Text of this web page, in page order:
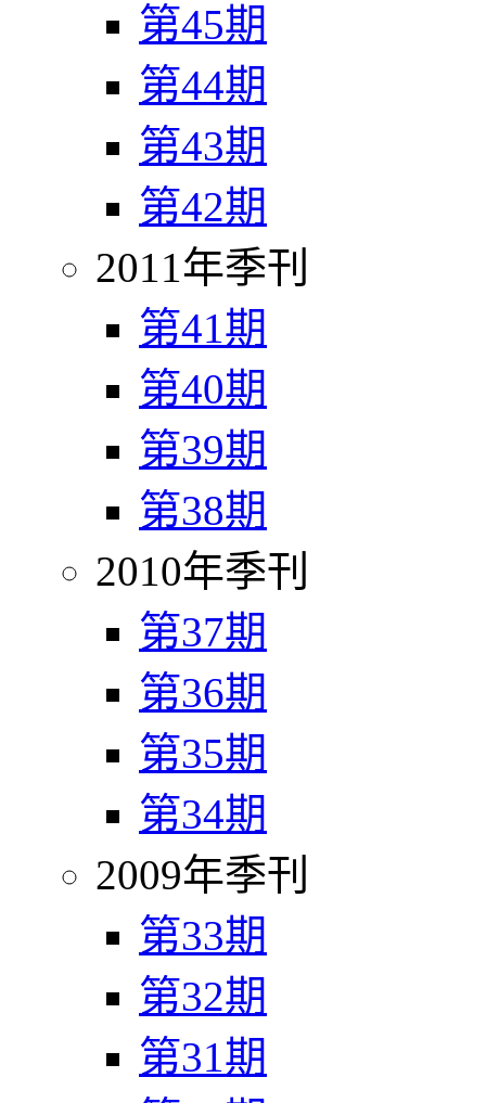
第45期
第44期
第43期
第42期
2011年季刊
第41期
第40期
第39期
第38期
2010年季刊
第37期
第36期
第35期
第34期
2009年季刊
第33期
第32期
第31期